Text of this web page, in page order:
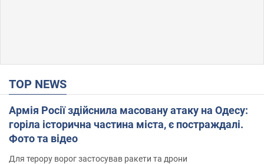
TOP NEWS
Армія Росії здійснила масовану атаку на Одесу:
горіла історична частина міста, є постраждалі.
Фото та відео
Для терору ворог застосував ракети та дрони